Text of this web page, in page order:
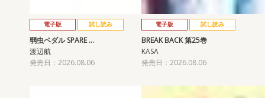
電子版 試し読み
弱虫ペダル SPARE …
渡辺航
発売日：2026.08.06
電子版 試し読み
BREAK BACK 第25巻
KASA
発売日：2026.08.06